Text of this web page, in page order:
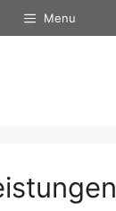
Menu